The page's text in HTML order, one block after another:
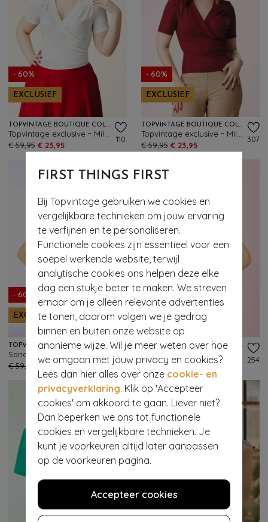
FIRST THINGS FIRST
Bij Topvintage gebruiken we cookies en
vergelijkbare technieken om jouw ervaring
te verfijnen en te personaliseren.
Functionele cookies zijn essentieel voor een
soepel werkende website, terwijl
analytische cookies ons helpen deze elke
dag een stukje beter te maken. We streven
ernaar om je alleen relevante advertenties
te tonen, daarom volgen we je gedrag
binnen en buiten onze website op
anonieme wijze. Wil je meer weten over hoe
we omgaan met jouw privacy en cookies?
Lees dan hier alles over onze cookie- en
privacyverklaring. Klik op 'Accepteer
cookies' om akkoord te gaan. Liever niet?
Dan beperken we ons tot functionele
cookies en vergelijkbare technieken. Je
kunt je voorkeuren altijd later aanpassen
op de voorkeuren pagina.
Accepteer cookies
- 60%
EXCLUSIEF
TOPVINTAGE BOUTIQUE COLLECTION
€ 59,95 € 23,95
110
- 60%
EXCLUSIEF
TOPVINTAGE BOUTIQUE COLLECTION
€ 59,95 € 23,95
307
- 60%
EXCLUSIEF
Sandra top in paars
€ 59,95
€ 23,95
209
EXCLUSIEF
TOPVINTAGE BOUTIQUE COLLECTION
€ 59,95 € 23,95
254